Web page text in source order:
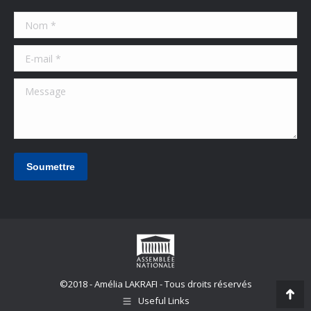
in
new
in
new
in
in
in
Nom *
E-mail *
Message
Soumettre
©2018 - Amélia LAKRAFI - Tous droits réservés
Useful Links
Go